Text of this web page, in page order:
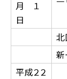
月 １
日
平成２２